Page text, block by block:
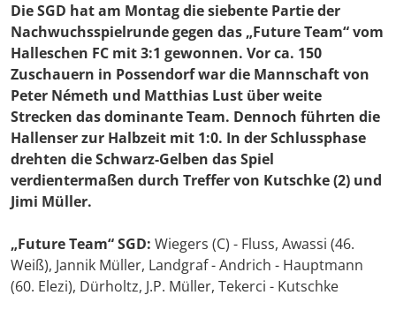
Die SGD hat am Montag die siebente Partie der
Nachwuchsspielrunde gegen das „Future Team“ vom
Halleschen FC mit 3:1 gewonnen. Vor ca. 150
Zuschauern in Possendorf war die Mannschaft von
Peter Németh und Matthias Lust über weite
Strecken das dominante Team. Dennoch führten die
Hallenser zur Halbzeit mit 1:0. In der Schlussphase
drehten die Schwarz-Gelben das Spiel
verdientermaßen durch Treffer von Kutschke (2) und
Jimi Müller.
„Future Team“ SGD: Wiegers (C) - Fluss, Awassi (46.
Weiß), Jannik Müller, Landgraf - Andrich - Hauptmann
(60. Elezi), Dürholtz, J.P. Müller, Tekerci - Kutschke